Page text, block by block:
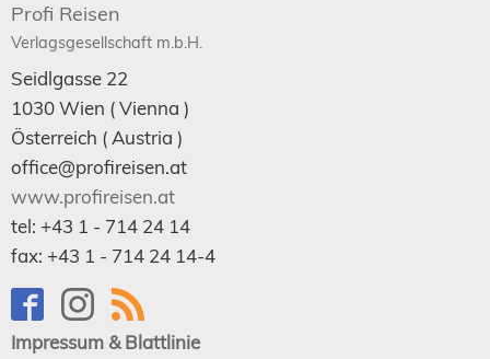
Profi Reisen
Verlagsgesellschaft m.b.H.
Seidlgasse 22
1030Wien ( Vienna )
Österreich (Austria )
office@profireisen.at
www.profireisen.at
tel: +43 1 - 714 24 14
fax: +43 1 - 714 24 14-4
Impressum & Blattlinie